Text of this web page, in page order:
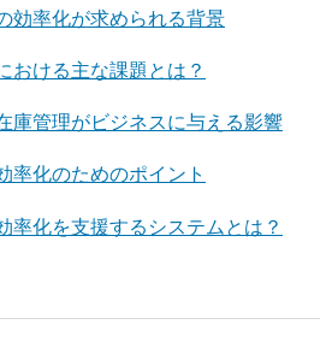
効率化が求められる背景
おける主な課題とは？
庫管理がビジネスに与える影響
率化のためのポイント
率化を支援するシステムとは？